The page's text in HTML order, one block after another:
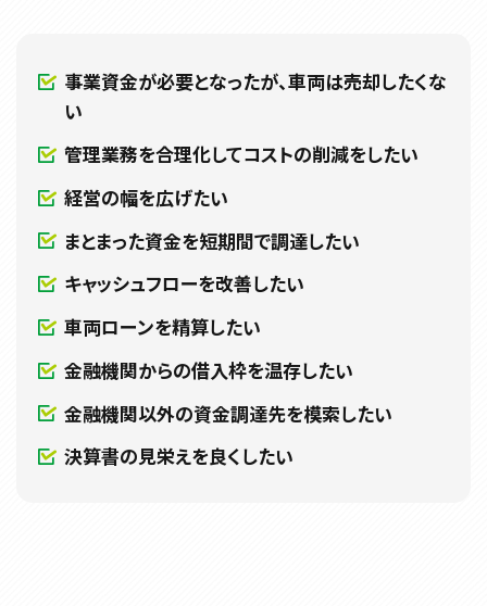
事業資金が必要となったが、車両は売却したくな
い
管理業務を合理化してコストの削減をしたい
経営の幅を広げたい
まとまった資金を短期間で調達したい
キャッシュフローを改善したい
車両ローンを精算したい
金融機関からの借入枠を温存したい
金融機関以外の資金調達先を模索したい
決算書の見栄えを良くしたい